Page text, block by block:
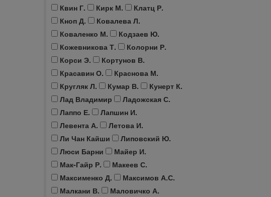
Квин Г.
Кирк М.
Клатц Р.
Кноп Д.
Ковалева Л.
Коваленко М.
Кодзаев Ю.
Кожевникова Т.
Колорни Р.
Корси Э.
Кортунов В.
Красавин О.
Краснова М.
Кругляк Л.
Кумар В.
Кунерт К.
Лад Владимир
Ладожская С.
Лаппо Е.
Лапшин И.
Левента А.
Летова И.
Ли Чан Кайши
Липовский Ю.
Люси Барни
Майер И.
Мак-Гайр Р.
Макеев С.
Максименко Д.
Максимов А.С.
Малкани В.
Маловичко А.